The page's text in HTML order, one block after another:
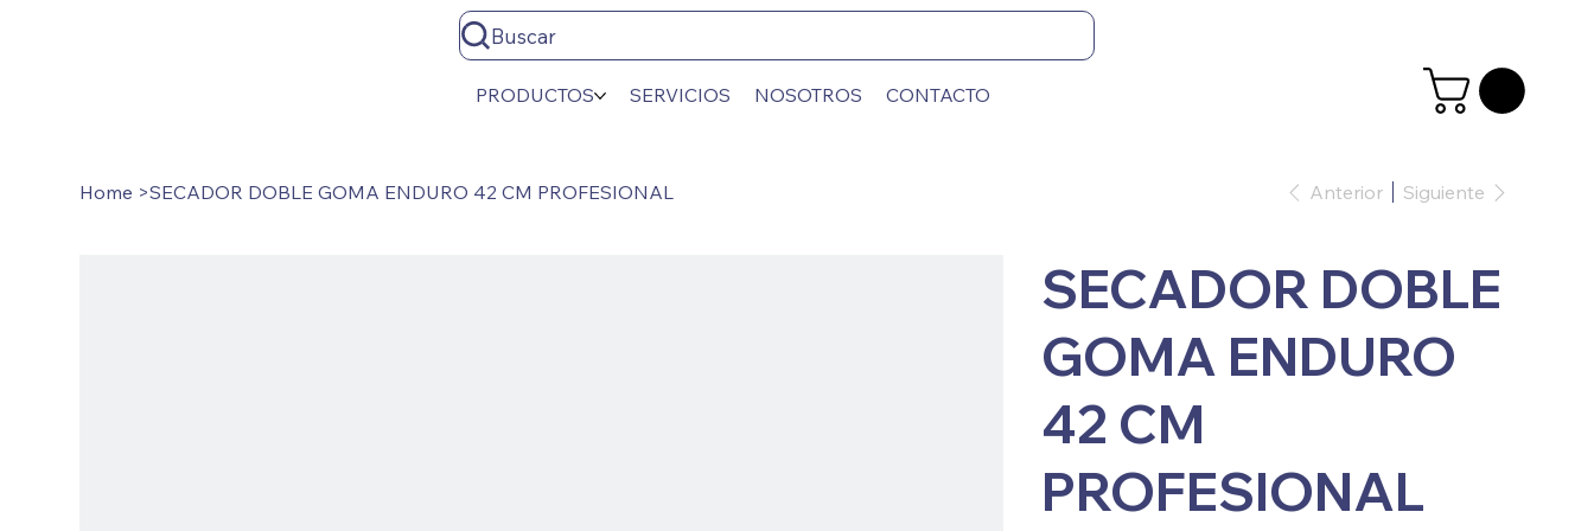
Buscar
PRODUCTOS SERVICIOS NOSOTROS CONTACTO
Home >SECADOR DOBLE GOMA ENDURO 42 CM PROFESIONAL Anterior Siguiente
SECADOR DOBLE
GOMA ENDURO
42 CM
PROFESIONAL